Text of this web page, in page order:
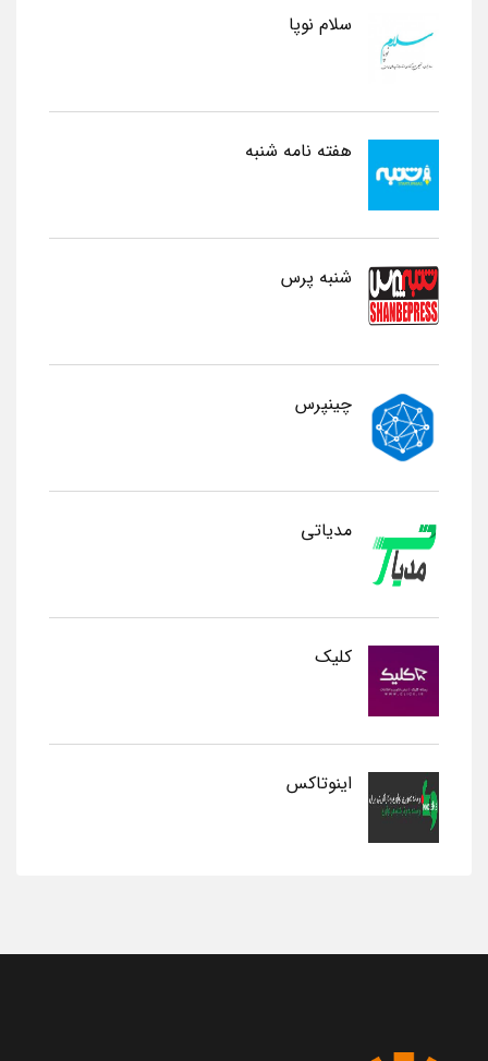
سلام نوپا
هفته نامه شنبه
شنبه پرس
چینپرس
مدیاتی
کلیک
اینوتاکس